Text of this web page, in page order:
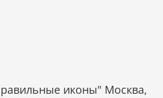
иконы" Москва,